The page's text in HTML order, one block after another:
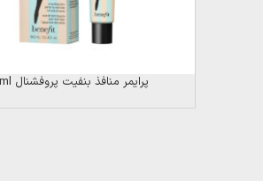
پرایمر منافذ بنفیت پروفشنال 44ml